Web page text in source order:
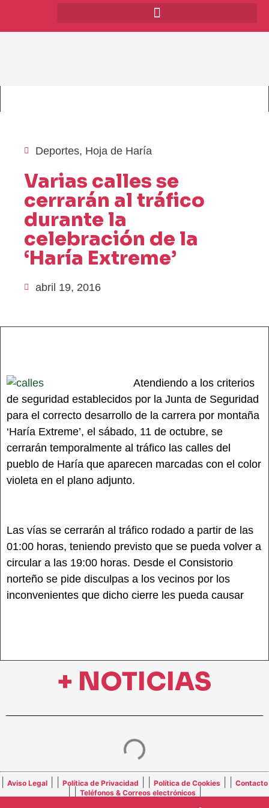
Deportes, Hoja de Haría
Varias calles se
cerrarán al tráfico
durante la
celebración de la
‘Haría Extreme’
abril 19, 2016
Atendiendo a los criterios
de seguridad establecidos por la Junta de Seguridad
para el correcto desarrollo de la carrera por montaña
‘Haría Extreme’, el sábado, 11 de octubre, se
cerrarán temporalmente al tráfico las calles del
pueblo de Haría que aparecen marcadas con el color
violeta en el plano adjunto.
Las vías se cerrarán al tráfico rodado a partir de las
01:00 horas, teniendo previsto que se pueda volver a
circular a las 19:00 horas. Desde el Consistorio
norteño se pide disculpas a los vecinos por los
inconvenientes que dicho cierre les pueda causar
+ NOTICIAS
Aviso Legal Política de Privacidad Política de Cookies Contacto
Teléfonos & Correos electrónicos|